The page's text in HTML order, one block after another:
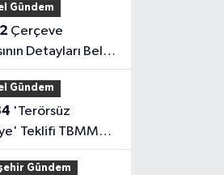
Gündem
Detayları Belli
Gündem
Teklifi TBMM
Sunuldu
Gündem